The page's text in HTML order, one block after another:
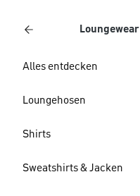
Loungewear
Alles entdecken
Loungehosen
Shirts
Sweatshirts & Jacken